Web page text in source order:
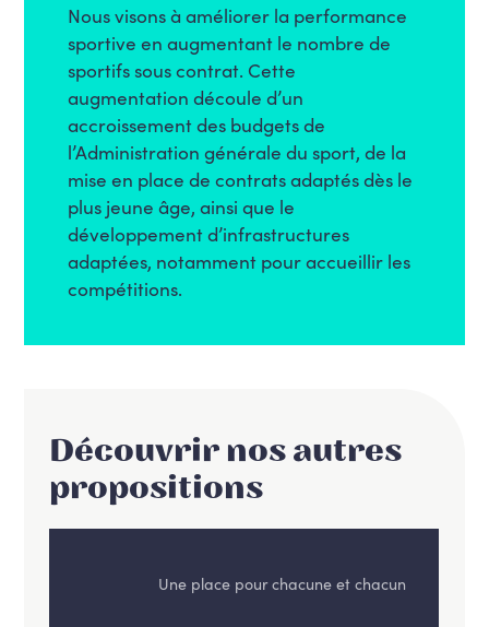
Nous visons à améliorer la performance
sportive en augmentant le nombre de
sportifs sous contrat. Cette
augmentation découle d’un
accroissement des budgets de
l’Administration générale du sport, de la
mise en place de contrats adaptés dès le
plus jeune âge, ainsi que le
développement d’infrastructures
adaptées, notamment pour accueillir les
compétitions.
Découvrir nos autres
propositions
Une place pour chacune et chacun